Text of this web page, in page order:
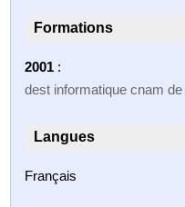
Formations
2001 :
dest informatique cnam de
Langues
Français